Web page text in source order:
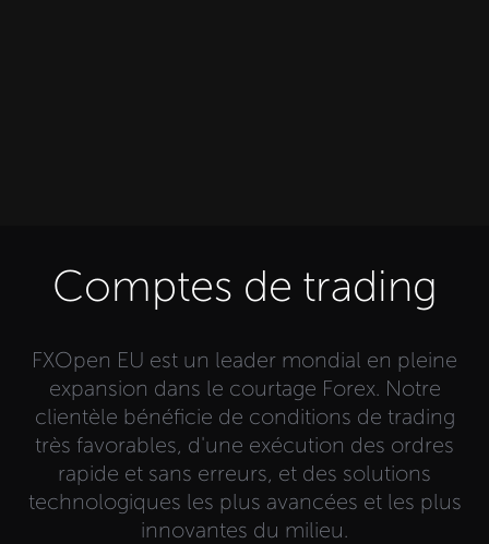
Comptes de trading
FXOpen EU est un leader mondial en pleine
expansion dans le courtage Forex. Notre
clientèle bénéficie de conditions de trading
très favorables, d'une exécution des ordres
rapide et sans erreurs, et des solutions
technologiques les plus avancées et les plus
innovantes du milieu.